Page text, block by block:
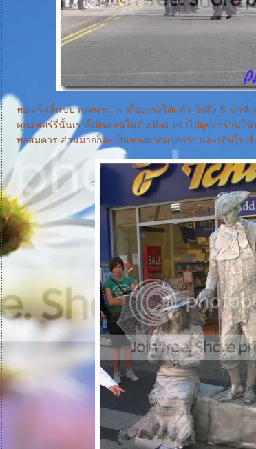
พอเสร็จสิ้นขบวนทหาร เราก็ออกรถได้แล้ว ไม่ถึง 5 นาทีเ
คุณเชอร์รี่นั้นเราก็เดินเล่นในตัวเมือง เข้าไปดูของร้าน
พอสมควร ส่วนมากก็จะเป็นของฝากมากกว่า และเดินไปเ